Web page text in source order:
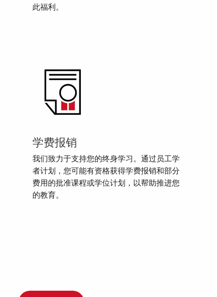
此福利。
学费报销
我们致力于支持您的终身学习。通过员工学
者计划，您可能有资格获得学费报销和部分
费用的批准课程或学位计划，以帮助推进您
的教育。